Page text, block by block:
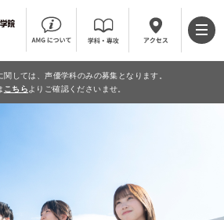
しては、声優学科のみの募集となります。
こちら よりご確認くださいませ。